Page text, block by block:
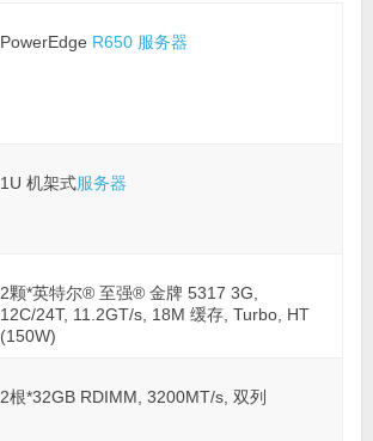
PowerEdge R650 服务器
1U 机架式服务器
2颗*英特尔® 至强® 金牌 5317 3G,
12C/24T, 11.2GT/s, 18M 缓存, Turbo, HT
(150W)
2根*32GB RDIMM, 3200MT/s, 双列